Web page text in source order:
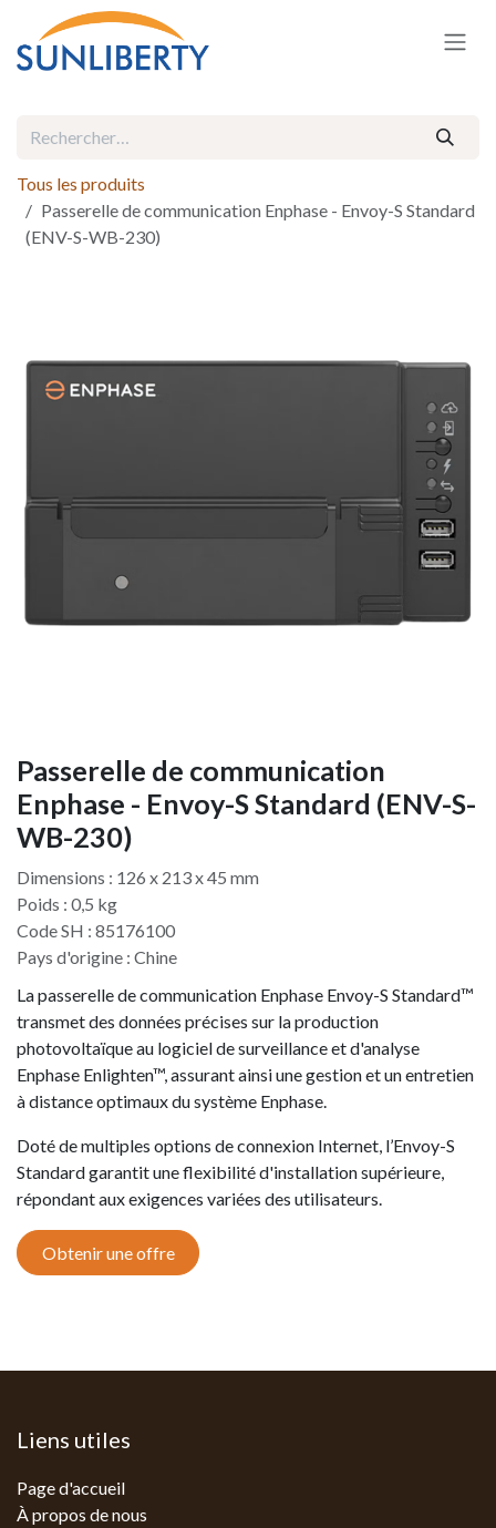
Se rendre au contenu
Tous les produits
Passerelle de communication Enphase - Envoy-S Standard
(ENV-S-WB-230)
Passerelle de communication
Enphase - Envoy-S Standard (ENV-S-
WB-230)
Dimensions : 126 x 213 x 45 mm
Poids : 0,5 kg
Code SH : 85176100
Pays d'origine : Chine
La passerelle de communication Enphase Envoy-S Standard™
transmet des données précises sur la production
photovoltaïque au logiciel de surveillance et d'analyse
Enphase Enlighten™, assurant ainsi une gestion et un entretien
à distance optimaux du système Enphase.
Doté de multiples options de connexion Internet, l’Envoy-S
Standard garantit une flexibilité d'installation supérieure,
répondant aux exigences variées des utilisateurs.
Obtenir une offre
Liens utiles
Page d'accueil
À propos de nous